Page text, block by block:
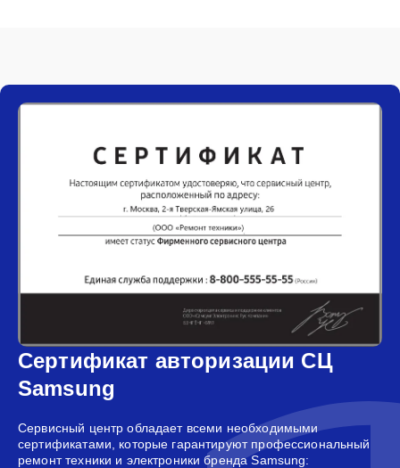
Сертификат авторизации СЦ
Samsung
Сервисный центр обладает всеми необходимыми
сертификатами, которые гарантируют профессиональный
ремонт техники и электроники бренда Samsung: